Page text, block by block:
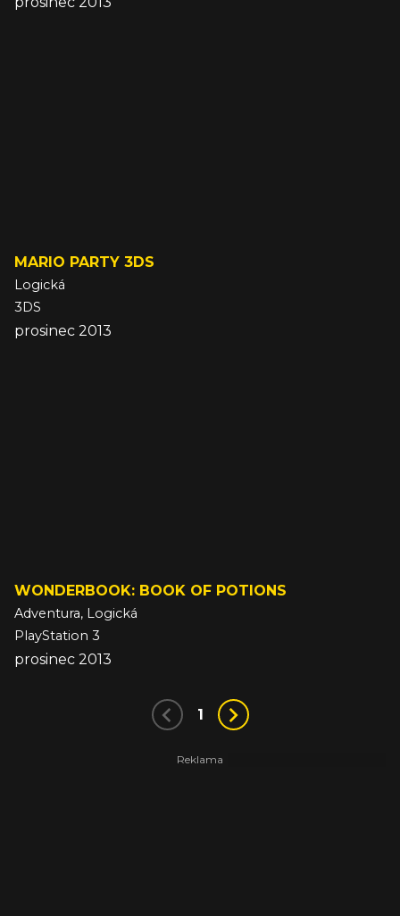
MARIO PARTY 3DS
Logická
3DS
prosinec 2013
WONDERBOOK: BOOK OF POTIONS
Adventura, Logická
PlayStation 3
prosinec 2013
1